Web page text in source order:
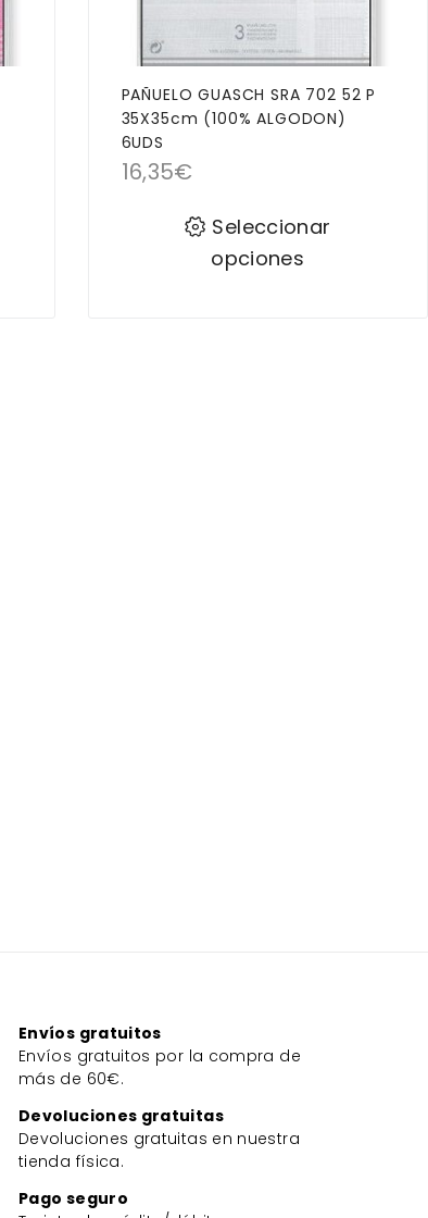
PAÑUELO GUASCH SRA 702 52 P
35X35cm (100% ALGODON)
6UDS
16,35€
Seleccionar
opciones
Envíos gratuitos
Envíos gratuitos por la compra de
más de 60€.
Devoluciones gratuitas
Devoluciones gratuitas en nuestra
tienda física.
Pago seguro